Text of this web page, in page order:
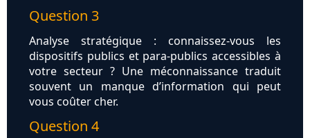
Question 3
Analyse stratégique : connaissez-vous les
dispositifs publics et para-publics accessibles à
votre secteur ? Une méconnaissance traduit
souvent un manque d’information qui peut
vous coûter cher.
Question 4